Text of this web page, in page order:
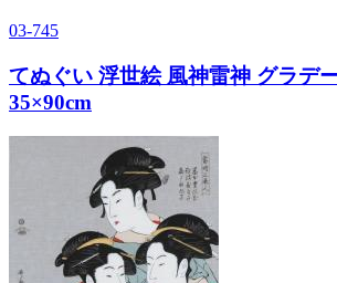
03-745
てぬぐい 浮世絵 風神雷神 グラデ
35×90cm